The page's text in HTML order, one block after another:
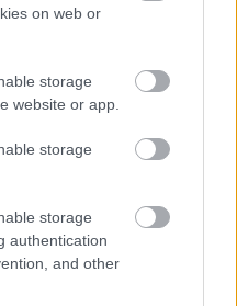
on web or
storage
website or app.
storage
storage
authentication
and other
és egy papírlap a
a lakásodat